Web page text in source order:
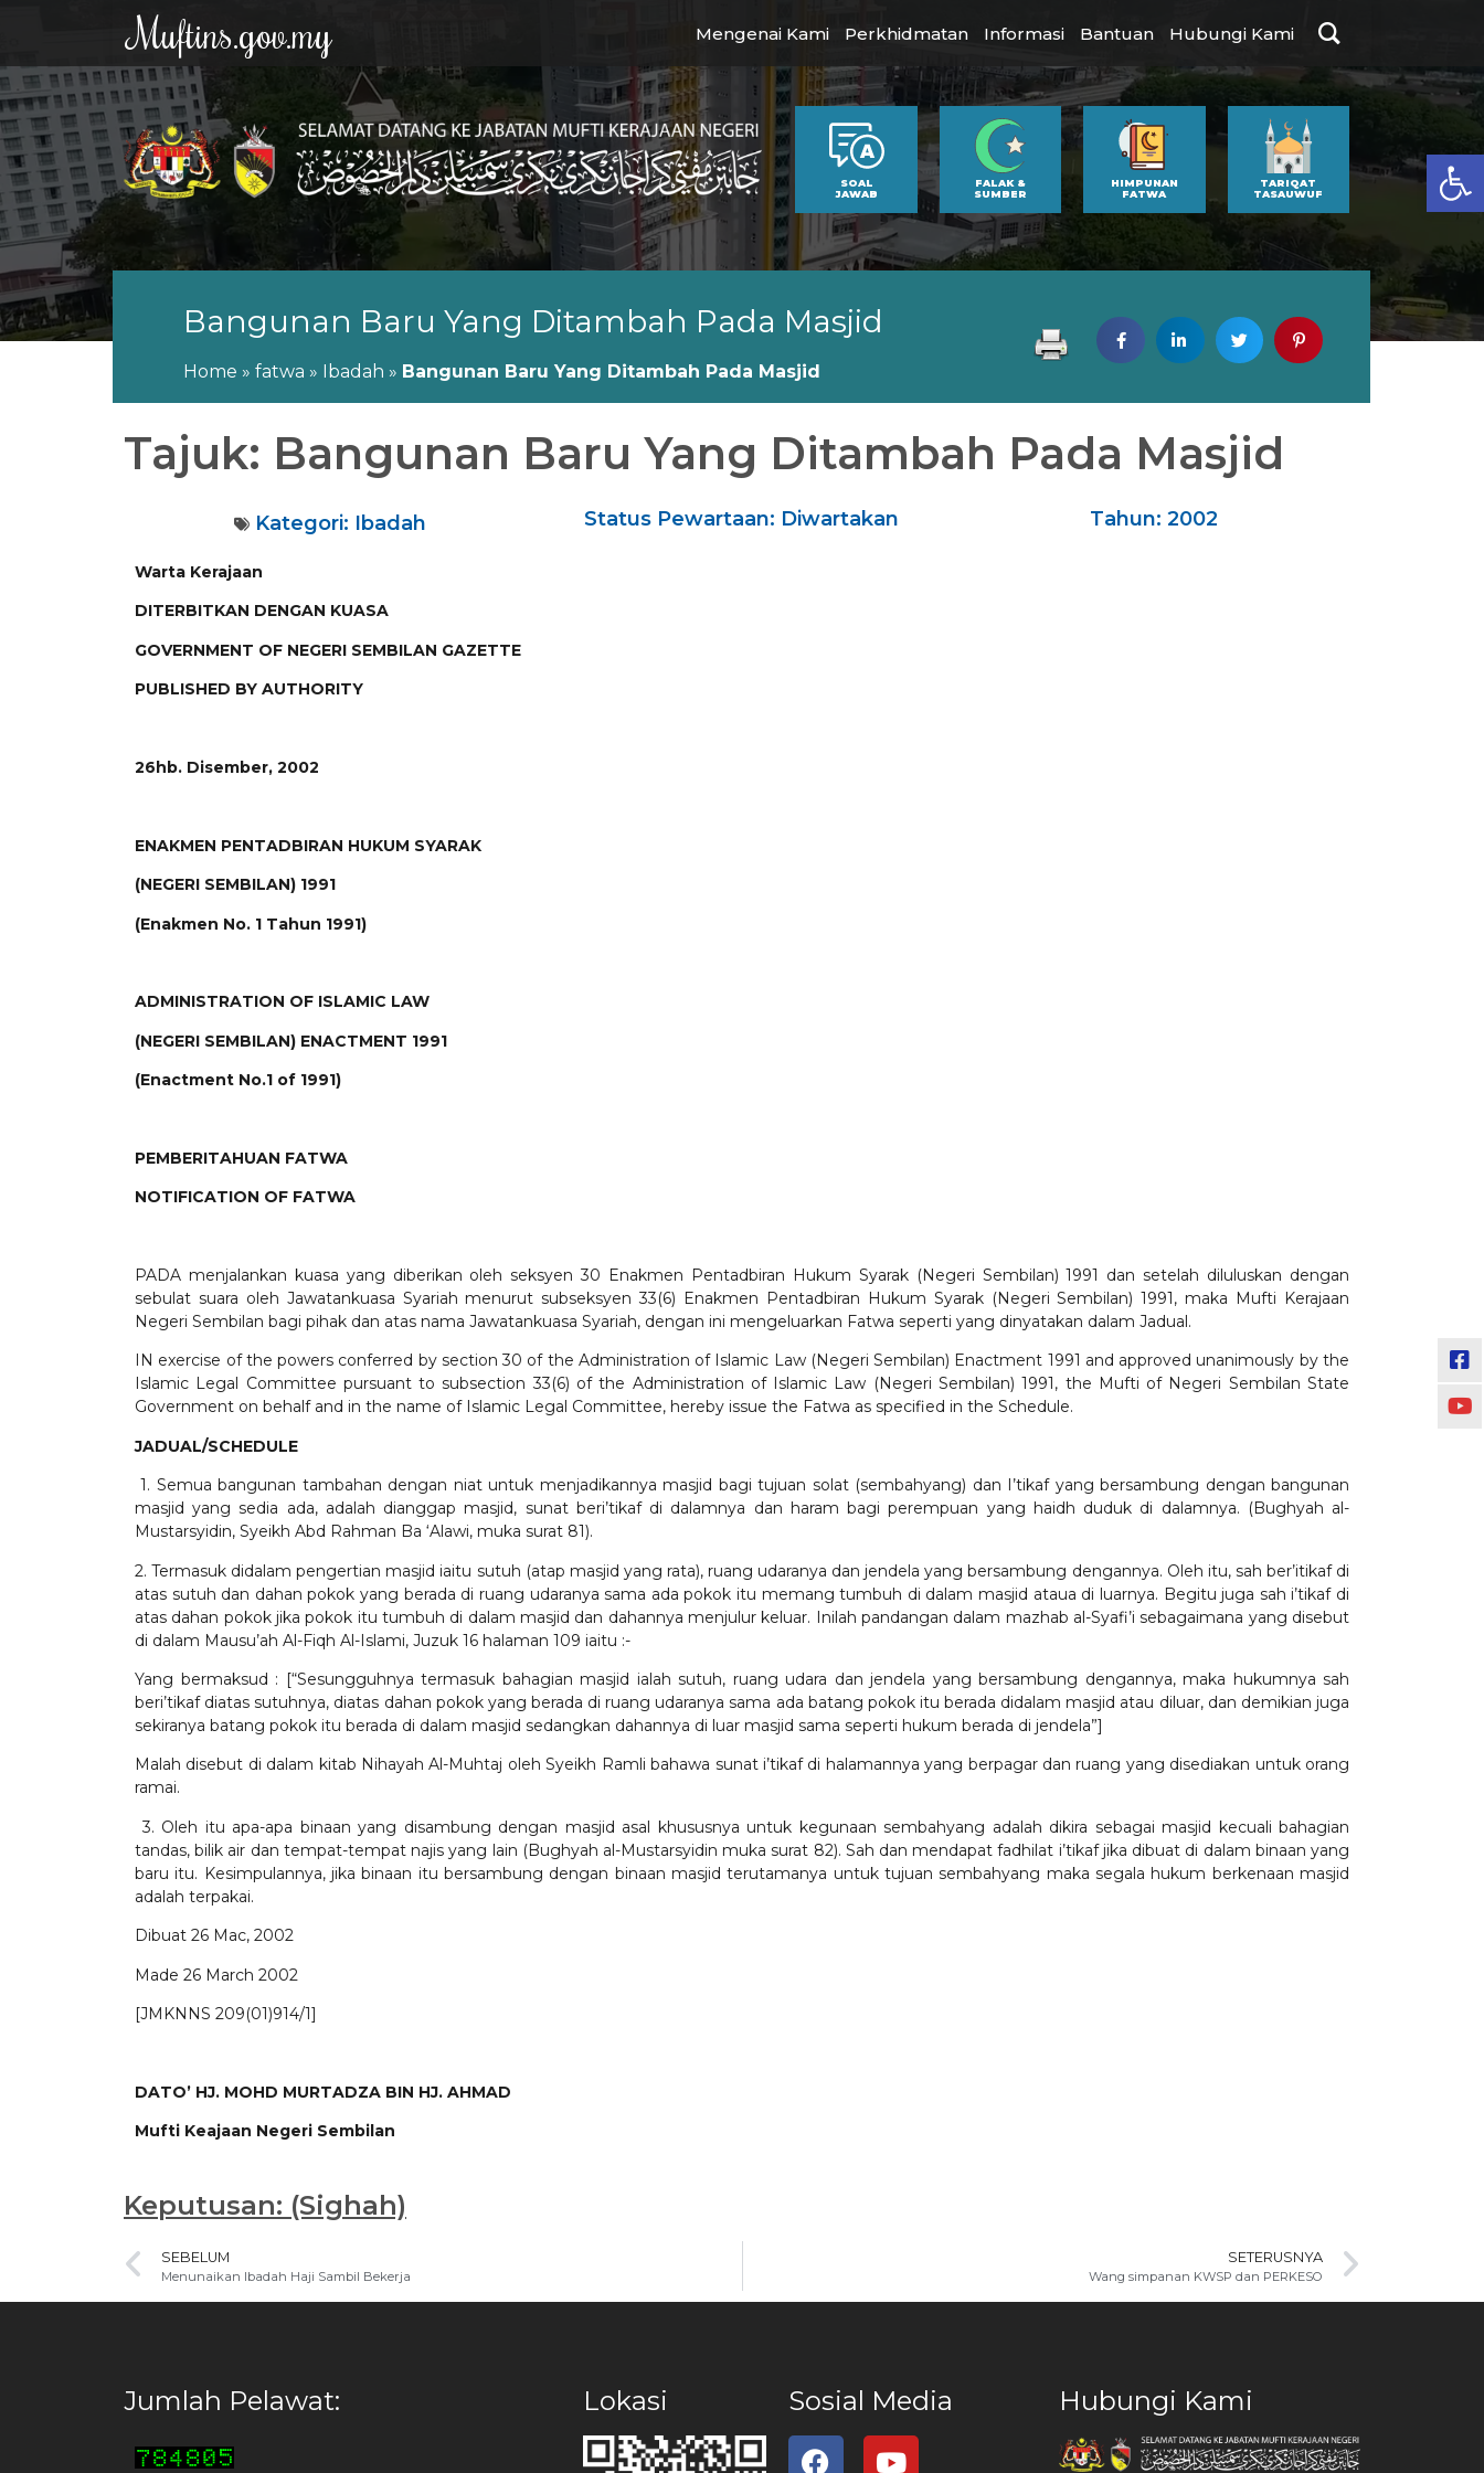
Muftins.gov.my Mengenai Kami Perkhidmatan Informasi Bantuan Hubungi Kami
SOAL
JAWAB
FALAK &
SUMBER
HIMPUNAN
FATWA
TARIQAT
TASAUWUF
Bangunan Baru Yang Ditambah Pada Masjid
Home » fatwa » Ibadah » Bangunan Baru Yang Ditambah Pada Masjid
Tajuk: Bangunan Baru Yang Ditambah Pada Masjid
Kategori: Ibadah Status Pewartaan: Diwartakan Tahun: 2002
Warta Kerajaan
DITERBITKAN DENGAN KUASA
GOVERNMENT OF NEGERI SEMBILAN GAZETTE
PUBLISHED BY AUTHORITY
26hb. Disember, 2002
ENAKMEN PENTADBIRAN HUKUM SYARAK
(NEGERI SEMBILAN) 1991
(Enakmen No. 1 Tahun 1991)
ADMINISTRATION OF ISLAMIC LAW
(NEGERI SEMBILAN) ENACTMENT 1991
(Enactment No.1 of 1991)
PEMBERITAHUAN FATWA
NOTIFICATION OF FATWA
PADA menjalankan kuasa yang diberikan oleh seksyen 30 Enakmen Pentadbiran Hukum Syarak (Negeri Sembilan) 1991 dan setelah diluluskan dengan
sebulat suara oleh Jawatankuasa Syariah menurut subseksyen 33(6) Enakmen Pentadbiran Hukum Syarak (Negeri Sembilan) 1991, maka Mufti Kerajaan
Negeri Sembilan bagi pihak dan atas nama Jawatankuasa Syariah, dengan ini mengeluarkan Fatwa seperti yang dinyatakan dalam Jadual.
IN exercise of the powers conferred by section 30 of the Administration of Islamic Law (Negeri Sembilan) Enactment 1991 and approved unanimously by the
Islamic Legal Committee pursuant to subsection 33(6) of the Administration of Islamic Law (Negeri Sembilan) 1991, the Mufti of Negeri Sembilan State
Government on behalf and in the name of Islamic Legal Committee, hereby issue the Fatwa as specified in the Schedule.
JADUAL/SCHEDULE
1. Semua bangunan tambahan dengan niat untuk menjadikannya masjid bagi tujuan solat (sembahyang) dan I’tikaf yang bersambung dengan bangunan
masjid yang sedia ada, adalah dianggap masjid, sunat beri’tikaf di dalamnya dan haram bagi perempuan yang haidh duduk di dalamnya. (Bughyah al-
Mustarsyidin, Syeikh Abd Rahman Ba ‘Alawi, muka surat 81).
2. Termasuk didalam pengertian masjid iaitu sutuh (atap masjid yang rata), ruang udaranya dan jendela yang bersambung dengannya. Oleh itu, sah ber’itikaf di
atas sutuh dan dahan pokok yang berada di ruang udaranya sama ada pokok itu memang tumbuh di dalam masjid ataua di luarnya. Begitu juga sah i’tikaf di
atas dahan pokok jika pokok itu tumbuh di dalam masjid dan dahannya menjulur keluar. Inilah pandangan dalam mazhab al-Syafi’i sebagaimana yang disebut
di dalam Mausu’ah Al-Fiqh Al-Islami, Juzuk 16 halaman 109 iaitu :-
Yang bermaksud : [“Sesungguhnya termasuk bahagian masjid ialah sutuh, ruang udara dan jendela yang bersambung dengannya, maka hukumnya sah
beri’tikaf diatas sutuhnya, diatas dahan pokok yang berada di ruang udaranya sama ada batang pokok itu berada didalam masjid atau diluar, dan demikian juga
sekiranya batang pokok itu berada di dalam masjid sedangkan dahannya di luar masjid sama seperti hukum berada di jendela”]
Malah disebut di dalam kitab Nihayah Al-Muhtaj oleh Syeikh Ramli bahawa sunat i’tikaf di halamannya yang berpagar dan ruang yang disediakan untuk orang
ramai.
3. Oleh itu apa-apa binaan yang disambung dengan masjid asal khususnya untuk kegunaan sembahyang adalah dikira sebagai masjid kecuali bahagian
tandas, bilik air dan tempat-tempat najis yang lain (Bughyah al-Mustarsyidin muka surat 82). Sah dan mendapat fadhilat i’tikaf jika dibuat di dalam binaan yang
baru itu. Kesimpulannya, jika binaan itu bersambung dengan binaan masjid terutamanya untuk tujuan sembahyang maka segala hukum berkenaan masjid
adalah terpakai.
Dibuat 26 Mac, 2002
Made 26 March 2002
[JMKNNS 209(01)914/1]
DATO’ HJ. MOHD MURTADZA BIN HJ. AHMAD
Mufti Keajaan Negeri Sembilan
Keputusan: (Sighah)
SEBELUM
Menunaikan Ibadah Haji Sambil Bekerja
SETERUSNYA
Wang simpanan KWSP dan PERKESO
Jumlah Pelawat: Lokasi Sosial Media Hubungi Kami